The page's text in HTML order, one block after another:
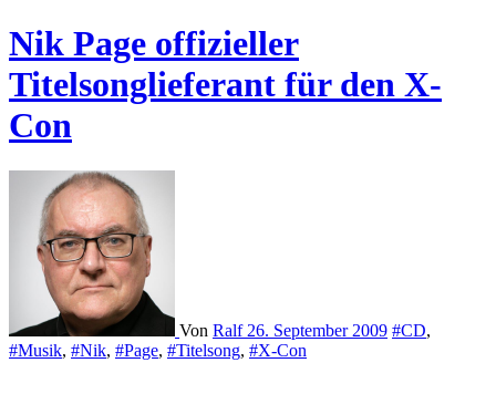
Nik Page offizieller
Titelsonglieferant für den X-
Con
Von Ralf 26. September 2009 #CD,
#Musik, #Nik, #Page, #Titelsong, #X-Con